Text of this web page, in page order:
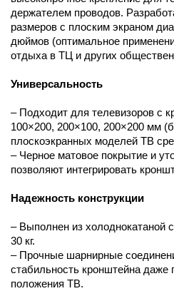
держателем проводов.
размеров с плоским экраном
дюймов (оптимальное
отдыха в ТЦ и других
Универсальность
– Подходит для телевизоров с
100×200, 200×100, 200×200 мм
плоскоэкранных моделей ТВ
– Черное матовое покрытие и
позволяют интегрировать
Надежность конструкции
– Выполнен из холоднокатаной
30 кг.
– Прочные шарнирные
стабильность кронштейна даже
положения ТВ.